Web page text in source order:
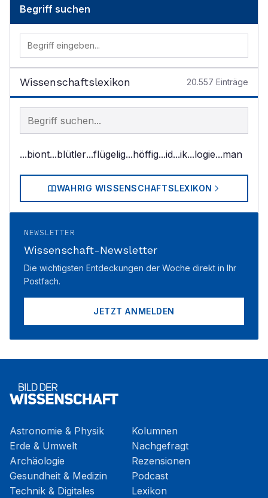
Begriff suchen
Wissenschaftslexikon 20.557 Einträge
Begriff im Lexikon suchen
...biont...blütler...flügelig...höffig...id...ik...logie...man
WAHRIG WISSENSCHAFTSLEXIKON
NEWSLETTER
Wissenschaft-Newsletter
Die wichtigsten Entdeckungen der Woche direkt in Ihr
Postfach.
JETZT ANMELDEN
Astronomie & Physik
Erde & Umwelt
Archäologie
Gesundheit & Medizin
Technik & Digitales
Kolumnen
Nachgefragt
Rezensionen
Podcast
Lexikon